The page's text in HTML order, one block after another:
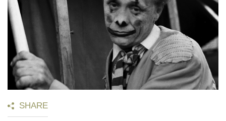
SHARE